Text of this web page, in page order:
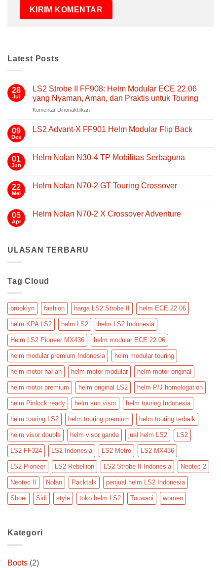
Latest Posts
28
Jul
LS2 Strobe II FF908: Helm Modular ECE 22.06
yang Nyaman, Aman, dan Praktis untuk Touring
Komentar Dinonaktifkanpada
Strobe
Modular
yang
dan
09
Des
LS2 Advant-X FF901 Helm Modular Flip Back
pada
FF901
Back
01
Jun
Helm Nolan N30-4 TP Mobilitas Serbaguna
pada
4
22
Mei
Helm Nolan N70-2 GT Touring Crossover
pada
GT
Touring
05
Apr
Helm Nolan N70-2 X Crossover Adventure
Helm
Crossover
ULASAN TERBARU
Tag Cloud
brooklyn fashion harga LS2 Strobe II helm ECE 22.06
helm KPA LS2 helm LS2 helm LS2 Indonesia
Helm LS2 Pioneer MX436 helm modular ECE 22.06
helm modular premium Indonesia helm modular touring
helm motor harian helm motor modular helm motor original
helm motor premium helm original LS2 helm P/J homologation
helm Pinlock ready helm sun visor helm touring Indonesia
helm touring LS2 helm touring premium helm touring terbaik
helm visor double helm visor ganda jual helm LS2 LS2
LS2 FF324 LS2 Indonesia LS2 Metro LS2 MX436
LS2 Pioneer LS2 Rebellion LS2 Strobe II Indonesia Neotec 2
Neotec II Nolan Packtalk penjual helm LS2 Indonesia
Shoei Sidi style toko helm LS2 Touwani women
Kategori
Boots (2)